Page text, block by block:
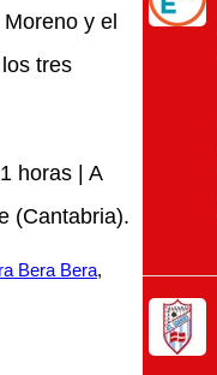
y el
tres
horas | A
(Cantabria).
Bera Bera